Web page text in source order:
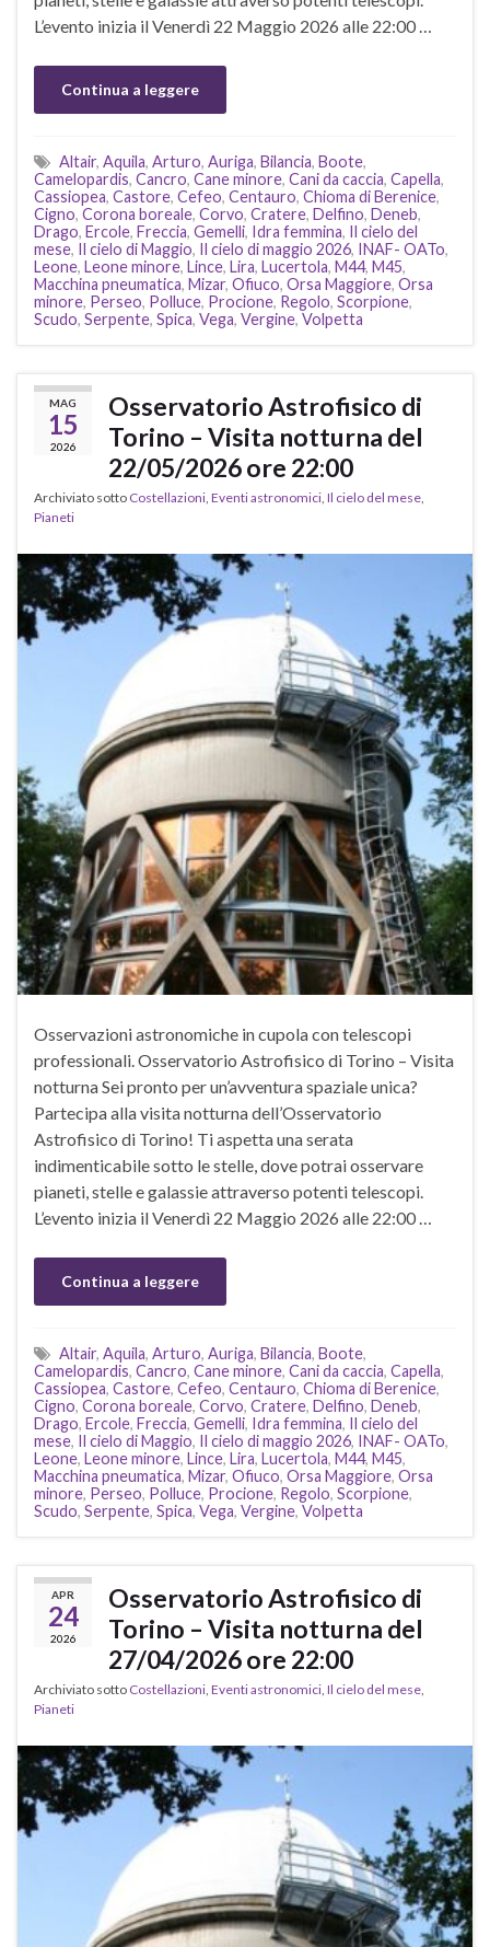
L’evento inizia il Venerdì 22 Maggio 2026 alle 22:00 …
Continua a leggere
Altair, Aquila, Arturo, Auriga, Bilancia, Boote,
Camelopardis, Cancro, Cane minore, Cani da caccia, Capella,
Cassiopea, Castore, Cefeo, Centauro, Chioma di Berenice,
Cigno, Corona boreale, Corvo, Cratere, Delfino, Deneb,
Drago, Ercole, Freccia, Gemelli, Idra femmina, Il cielo del
mese, Il cielo di Maggio, Il cielo di maggio 2026, INAF- OATo,
Leone, Leone minore, Lince, Lira, Lucertola, M44, M45,
Macchina pneumatica, Mizar, Ofiuco, Orsa Maggiore, Orsa
minore, Perseo, Polluce, Procione, Regolo, Scorpione,
Scudo, Serpente, Spica, Vega, Vergine, Volpetta
MAG
15
2026
Osservatorio Astrofisico di
Torino – Visita notturna del
22/05/2026 ore 22:00
Archiviato sotto Costellazioni Eventi astronomici Il cielo del mese
Pianeti
Osservazioni astronomiche in cupola con telescopi
professionali. Osservatorio Astrofisico di Torino – Visita
notturna Sei pronto per un’avventura spaziale unica?
Partecipa alla visita notturna dell’Osservatorio
Astrofisico di Torino! Ti aspetta una serata
indimenticabile sotto le stelle, dove potrai osservare
pianeti, stelle e galassie attraverso potenti telescopi.
L’evento inizia il Venerdì 22 Maggio 2026 alle 22:00 …
Continua a leggere
Altair, Aquila, Arturo, Auriga, Bilancia, Boote,
Camelopardis, Cancro, Cane minore, Cani da caccia, Capella,
Cassiopea, Castore, Cefeo, Centauro, Chioma di Berenice,
Cigno, Corona boreale, Corvo, Cratere, Delfino, Deneb,
Drago, Ercole, Freccia, Gemelli, Idra femmina,
Il cielo del
mese, Il cielo di Maggio, Il cielo di maggio 2026, INAF- OATo,
Leone, Leone minore, Lince, Lira, Lucertola, M44, M45,
Macchina pneumatica, Mizar, Ofiuco, Orsa Maggiore, Orsa
minore, Perseo, Polluce, Procione, Regolo, Scorpione,
Scudo, Serpente, Spica, Vega, Vergine, Volpetta
APR
24
2026
Osservatorio Astrofisico di
Torino – Visita notturna del
27/04/2026 ore 22:00
Archiviato sotto Costellazioni, Eventi astronomici, Il cielo del mese,
Pianeti